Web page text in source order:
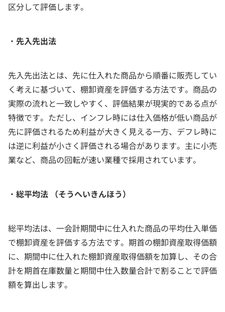
区分して評価します。
・ 先入先出法
先入先出法とは、先に仕入れた商品から順番に販売してい
く考えに基づいて、棚卸資産を評価する方法です。商品の
実際の流れと一致しやすく、評価結果が現実的である点が
特徴です。ただし、インフレ時には仕入価格が低い商品が
先に評価されるため利益が大きく見える一方、デフレ時に
は逆に利益が小さく評価される場合があります。主に小売
業など、商品の回転が速い業種で採用されています。
・ 総平均法 （そうへいきんほう）
総平均法は、一会計期間中に仕入れた商品の平均仕入単価
で棚卸資産を評価する方法です。期首の棚卸資産取得価額
に、期間中に仕入れた棚卸資産取得価額を加算し、その合
計を期首在庫数量と期間中仕入数量合計で割ることで評価
額を算出します。